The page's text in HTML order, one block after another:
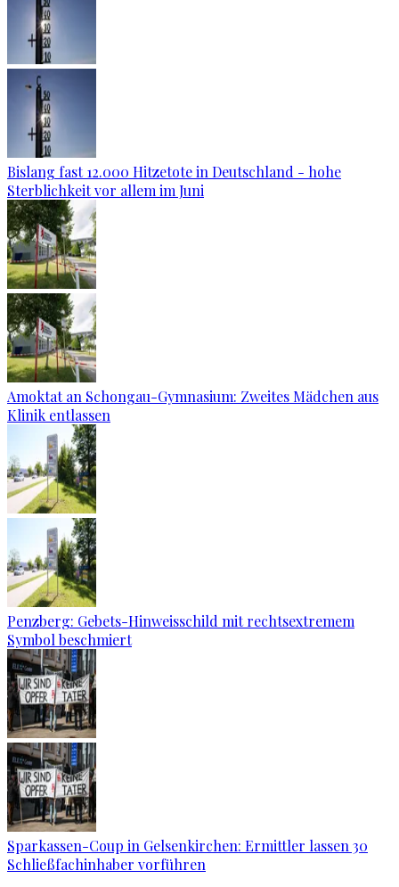
Bislang fast 12.000 Hitzetote in Deutschland - hohe
Sterblichkeit vor allem im Juni
Amoktat an Schongau-Gymnasium: Zweites Mädchen aus
Klinik entlassen
Penzberg: Gebets-Hinweisschild mit rechtsextremem
Symbol beschmiert
Sparkassen-Coup in Gelsenkirchen: Ermittler lassen 30
Schließfachinhaber vorführen